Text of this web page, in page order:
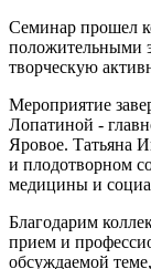
Семинар прошел
положительными
творческую
Мероприятие
Лопатиной -
Яровое. Татьяна
и плодотворном
медицины и
Благодарим
прием и
обсуждаемой